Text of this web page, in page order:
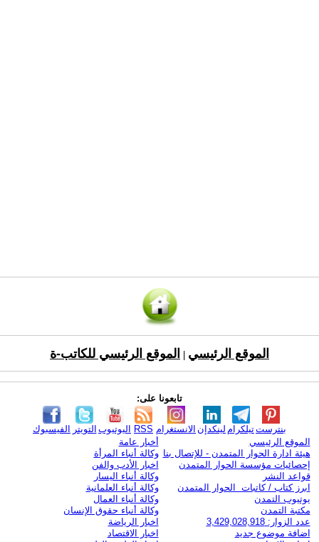
الموقع الرئيسي الموقع الرئيسي للكاتب-ة
تابعونا على:
الفيسبوك التويتر اليوتيوب RSS الانستغرام لينكدإن تيلكرامبنترست
الموقع الرئيسي
هيئة ادارة الحوار المتمدن - للإتصال بنا
إحصائيات مؤسسة الحوار المتمدن
قواعد النشر
ابرز كتاب / كاتبات الحوار المتمدن
يوتيوب التمدن
مكتبة التمدن
عدد الزوار: 3,429,028,918
اضافة موضوع جديد
أخبار عامة
وكالة أنباء المرأة
اخبار الأدب والفن
وكالة أنباء اليسار
وكالة أنباء العلمانية
وكالة أنباء العمال
وكالة أنباء حقوق الإنسان
اخبار الرياضة
اخبار الاقتصاد